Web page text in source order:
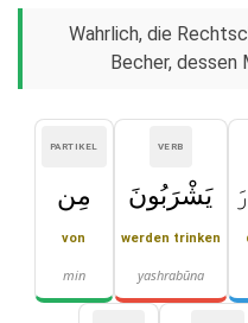
Wahrlich, die
Becher, dessen
VERB
يَشْرَبُونَ
werden trinken
yashrabūna
PARTIKEL
مِن
von
min